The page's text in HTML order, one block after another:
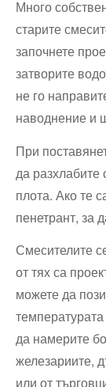
Много
старите
започнете
затворите
не го
наводнение и
При
да разхлабите
плота. Ако те
пенетрант, за
Смесителите
от тях са
можете да
да намерите
железариите,
или от